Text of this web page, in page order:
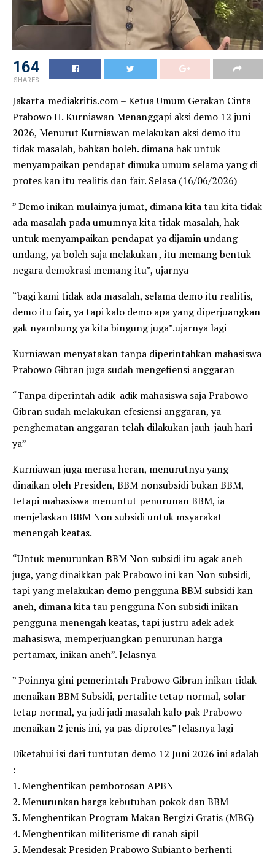
164
SHARES
Jakarta||mediakritis.com – Ketua Umum Gerakan Cinta
Prabowo H. Kurniawan Menanggapi aksi demo 12 juni
2026, Menurut Kurniawan melakukan aksi demo itu
tidak masalah, bahkan boleh. dimana hak untuk
menyampaikan pendapat dimuka umum selama yang di
protes kan itu realitis dan fair. Selasa (16/06/2026)
” Demo inikan mulainya jumat, dimana kita tau kita tidak
ada masalah pada umumnya kita tidak masalah, hak
untuk menyampaikan pendapat ya dijamin undang-
undang, ya boleh saja melakukan , itu memang bentuk
negara demokrasi memang itu”, ujarnya
“bagi kami tidak ada masalah, selama demo itu realitis,
demo itu fair, ya tapi kalo demo apa yang diperjuangkan
gak nyambung ya kita bingung juga”.ujarnya lagi
Kurniawan menyatakan tanpa diperintahkan mahasiswa
Prabowo Gibran juga sudah mengefiensi anggaran
“Tanpa diperintah adik-adik mahasiswa saja Prabowo
Gibran sudah melakukan efesiensi anggaran, ya
penghematan anggaran telah dilakukan jauh-jauh hari
ya”
Kurniawan juga merasa heran, menurutnya yang
dinaikan oleh Presiden, BBM nonsubsidi bukan BBM,
tetapi mahasiswa menuntut penurunan BBM, ia
menjelaskan BBM Non subsidi untuk msyarakat
menengah keatas.
“Untuk menurunkan BBM Non subsidi itu agak aneh
juga, yang dinaikkan pak Prabowo ini kan Non subsidi,
tapi yang melakukan demo pengguna BBM subsidi kan
aneh, dimana kita tau pengguna Non subsidi inikan
pengguna menengah keatas, tapi justru adek adek
mahasiswa, memperjuangkan penurunan harga
pertamax, inikan aneh”. Jelasnya
” Poinnya gini pemerintah Prabowo Gibran inikan tidak
menaikan BBM Subsidi, pertalite tetap normal, solar
tetap normal, ya jadi jadi masalah kalo pak Prabowo
menaikan 2 jenis ini, ya pas diprotes” Jelasnya lagi
Diketahui isi dari tuntutan demo 12 Juni 2026 ini adalah
:
1. Menghentikan pemborosan APBN
2. Menurunkan harga kebutuhan pokok dan BBM
3. Menghentikan Program Makan Bergizi Gratis (MBG)
4. Menghentikan militerisme di ranah sipil
5. Mendesak Presiden Prabowo Subianto berhenti